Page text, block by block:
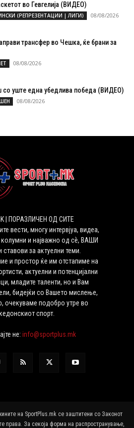
во Гевгелија (ВИДЕО)
(РЕПРЕЗЕНТАЦИИ | ЛИГИ) 08/08/2026
трансфер во Чешка, ќе брани за
08/08/2026
со уште една убедлива победа (ВИДЕО)
08/08/2026
| ПОРАЗЛИЧЕН ОД СИТЕ
вести, многу интервјуа, видеа,
и најважно од сѐ, ВАШИ
ставови за актуелни теми.
и простор ќе им отстапиме на
актуелни и потенцијални
младите таленти, но и Вам
бидејќи со Вашето мислење,
очекуваме подобро утре во
спорт.
не:info@sportplus.mk
на SportPlus.mk се заштитени со Законот
права. За секоја форма на распространување,